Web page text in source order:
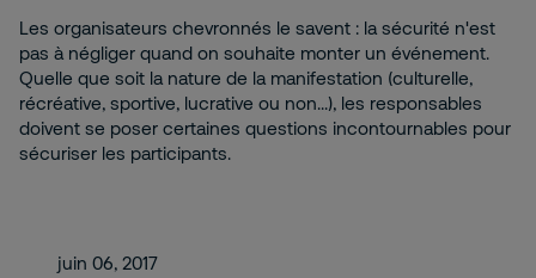
Les organisateurs chevronnés le savent : la sécurité n'est
pas à négliger quand on souhaite monter un événement.
Quelle que soit la nature de la manifestation (culturelle,
récréative, sportive, lucrative ou non...), les responsables
doivent se poser certaines questions incontournables pour
sécuriser les participants.
juin 06, 2017